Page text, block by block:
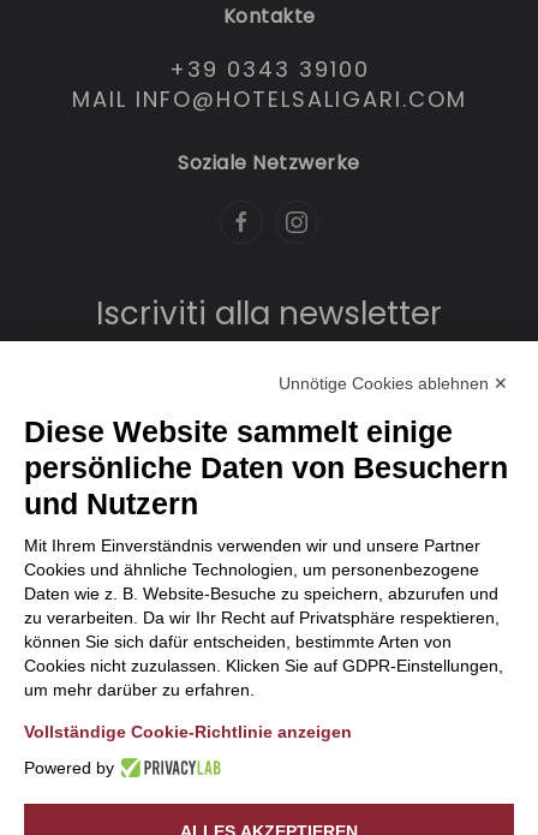
Kontakte
+39 0343 39100
MAIL INFO@HOTELSALIGARI.COM
Soziale Netzwerke
Iscriviti alla newsletter
(SO) | P.IVA/C.F.01087130140
Unnötige Cookies ablehnen ✕
Diese Website sammelt einige
persönliche Daten von Besuchern
und Nutzern
Mit Ihrem Einverständnis verwenden wir und unsere Partner
Cookies und ähnliche Technologien, um personenbezogene
Daten wie z. B. Website-Besuche zu speichern, abzurufen und
zu verarbeiten. Da wir Ihr Recht auf Privatsphäre respektieren,
können Sie sich dafür entscheiden, bestimmte Arten von
Cookies nicht zuzulassen. Klicken Sie auf GDPR-Einstellungen,
um mehr darüber zu erfahren.
Vollständige Cookie-Richtlinie anzeigen
Powered by
ALLES AKZEPTIEREN